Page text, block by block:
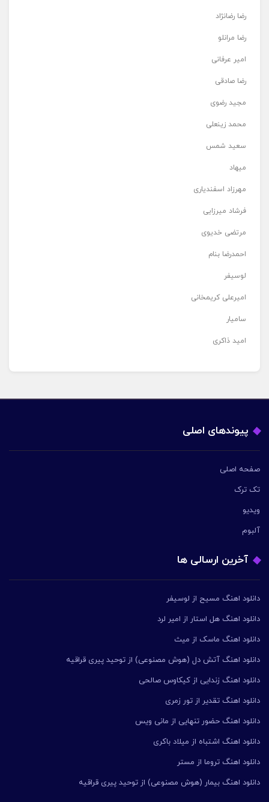
رضا رضانژاد
رضا مرانلو
امیر عرفانی
رضا صادقی
مجید رضوی
محمد زینعلی
سعید شمس
میهاد
مهرزاد اسفندیاری
فرشاد میرزایی
مرتضی خدیوی
احمدرضا بنام
لوسیفر
امیرعلی کریمخانی
سامیار
امید ذاکری
پیوندهای اصلی
صفحه اصلی
تک ترک
ویدیو
آلبوم
آخرین ارسالی ها
دانلود اهنگ مسیح از لوسیفر
دانلود اهنگ هل استار از امیر لرد
دانلود اهنگ ماسک از میث
دانلود اهنگ آتش دل (هوش مصنوعی) از توحید پیری قراقیه
دانلود اهنگ زندایی از کیکاوس صالحی
دانلود اهنگ تقدیر از تور زمری
دانلود اهنگ حضور تنهایی از مانی ویس
دانلود اهنگ اشتباه از میلاد باکری
دانلود اهنگ تروما از مستر
دانلود اهنگ بیمار (هوش مصنوعی) از توحید پیری قراقیه